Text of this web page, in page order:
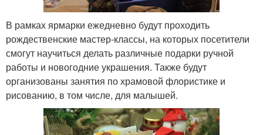
В рамках ярмарки ежедневно будут проходить
рождественские мастер-классы, на которых посетители
смогут научиться делать различные подарки ручной
работы и новогодние украшения. Также будут
организованы занятия по храмовой флористике и
рисованию, в том числе, для малышей.